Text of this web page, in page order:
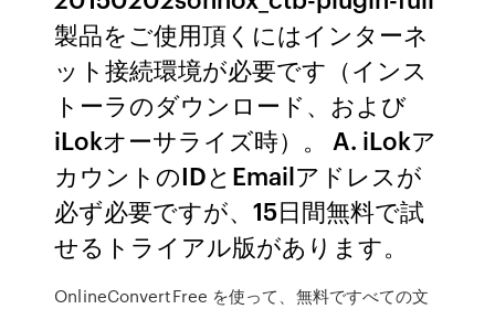
製品をご使用頂くにはインターネ
ット接続環境が必要です（インス
トーラのダウンロード、および
iLokオーサライズ時）。 A. iLokア
カウントのIDとEmailアドレスが
必ず必要ですが、15日間無料で試
せるトライアル版があります。
OnlineConvertFree を使って、無料ですべての文